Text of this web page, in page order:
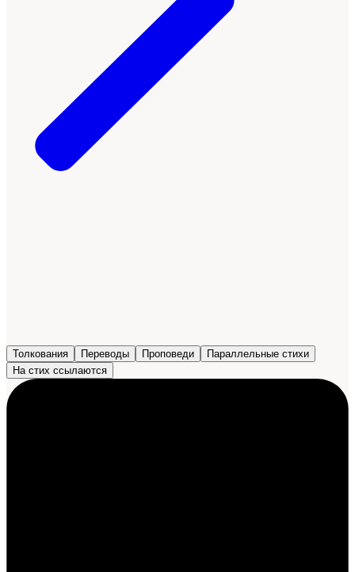
Толкования Переводы Проповеди
Параллельные стихи
На стих ссылаются